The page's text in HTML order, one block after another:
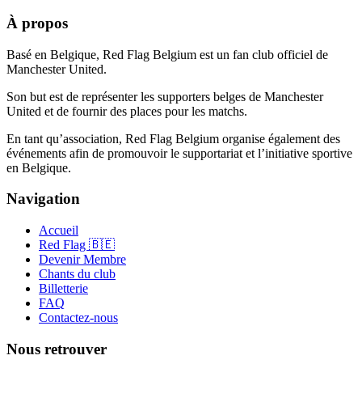
À propos
Basé en Belgique, Red Flag Belgium est un fan club officiel de
Manchester United.
Son but est de représenter les supporters belges de Manchester
United et de fournir des places pour les matchs.
En tant qu’association, Red Flag Belgium organise également des
événements afin de promouvoir le supportariat et l’initiative sportive
en Belgique.
Navigation
Accueil
Red Flag 🇧🇪
Devenir Membre
Chants du club
Billetterie
FAQ
Contactez-nous
Nous retrouver